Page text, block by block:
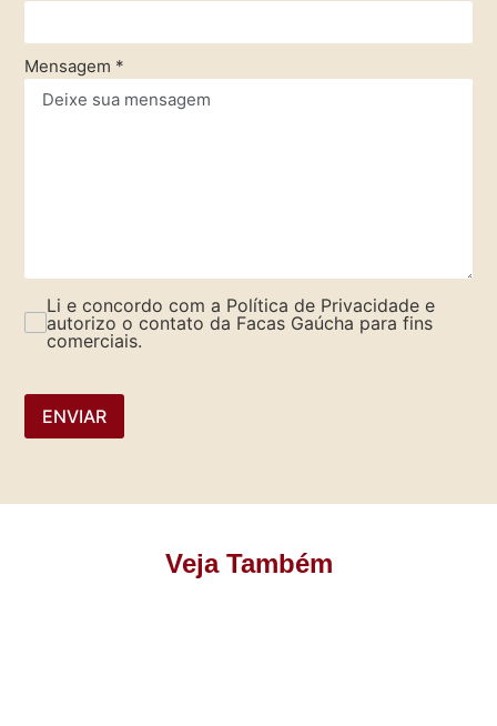
Mensagem *
Li e concordo com a Política de Privacidade e
autorizo o contato da Facas Gaúcha para fins
comerciais.
ENVIAR
Veja Também